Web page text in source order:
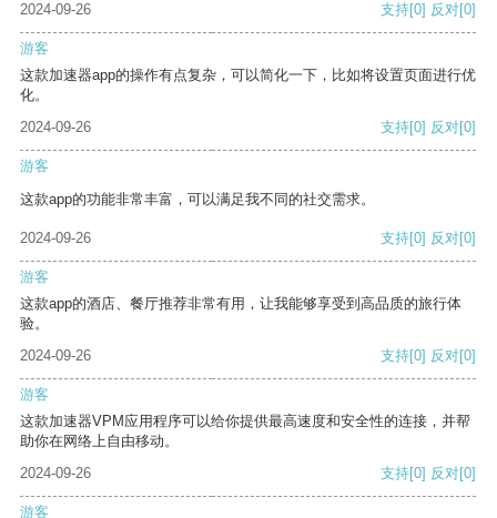
2024-09-26
支持[0] 反对[0]
游客
这款加速器app的操作有点复杂，可以简化一下，比如将设置页面进行优
化。
2024-09-26
支持[0] 反对[0]
游客
这款app的功能非常丰富，可以满足我不同的社交需求。
2024-09-26 支持[0] 反对[0]
游客
这款app的酒店、餐厅推荐非常有用，让我能够享受到高品质的旅行体
验。
2024-09-26
支持[0] 反对[0]
游客
这款加速器VPM应用程序可以给你提供最高速度和安全性的连接，并帮
助你在网络上自由移动。
2024-09-26
支持[0] 反对[0]
游客